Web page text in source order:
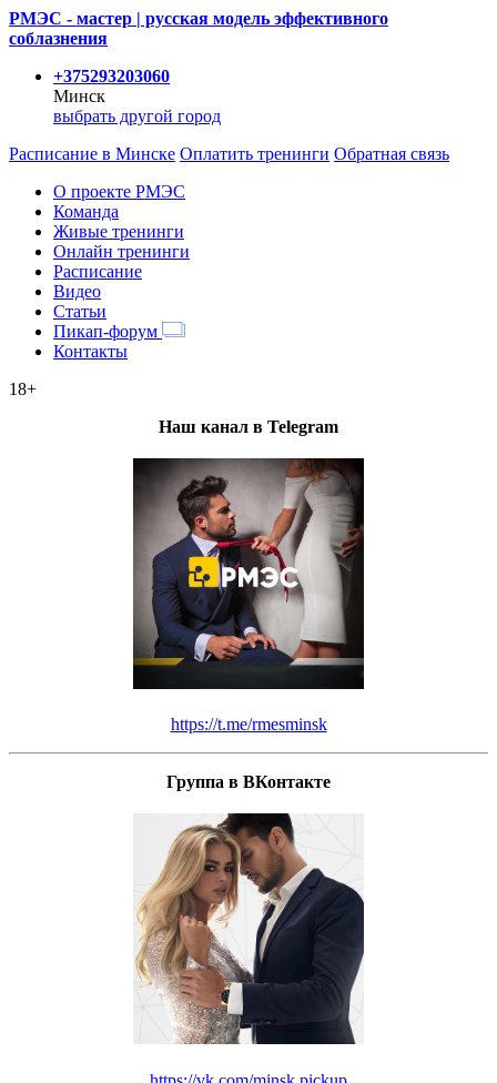
РМЭС - мастер | русская модель эффективного
соблазнения
+375293203060
Минск
выбрать другой город
Расписание в Минске Оплатить тренинги Обратная связь
О проекте РМЭС
Команда
Живые тренинги
Онлайн тренинги
Расписание
Видео
Статьи
Пикап-форум
Контакты
18+
Наш канал в Telegram
https://t.me/rmesminsk
Группа в ВКонтакте